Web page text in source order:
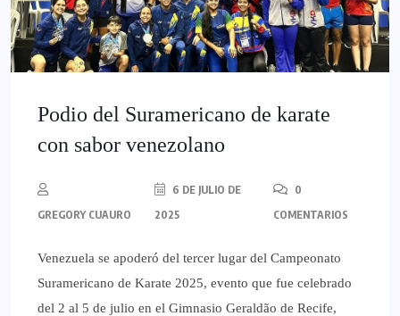
Podio del Suramericano de karate
con sabor venezolano
GREGORY CUAURO
6 DE JULIO DE
2025
0
COMENTARIOS
Venezuela se apoderó del tercer lugar del Campeonato
Suramericano de Karate 2025, evento que fue celebrado
del 2 al 5 de julio en el Gimnasio Geraldão de Recife,